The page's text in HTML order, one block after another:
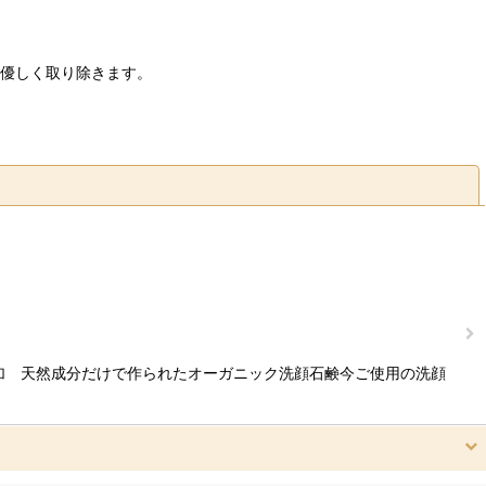
しく取り除きます。
天然成分だけで作られたオーガニック洗顔石鹸今ご使用の洗顔